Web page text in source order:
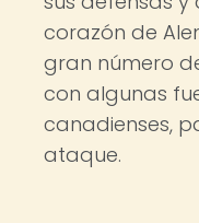
corazón de
gran número
con algunas
canadienses,
ataque.